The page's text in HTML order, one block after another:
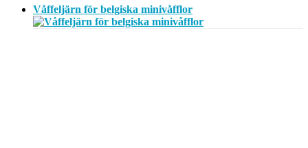
Våffeljärn för belgiska minivåfflor